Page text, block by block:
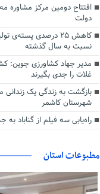
افتتاح دومین مرکز مشاوره
دولت
کاهش ۲۵ درصدی
نسبت به سال گذشته
مدیر جهاد کشاورزی جوین:
غلات را جدی بگیرند
بازگشت به زندگی یک
شهرستان کاشمر
راه‌یابی سه فیلم از گناباد به
مطبوعات استان